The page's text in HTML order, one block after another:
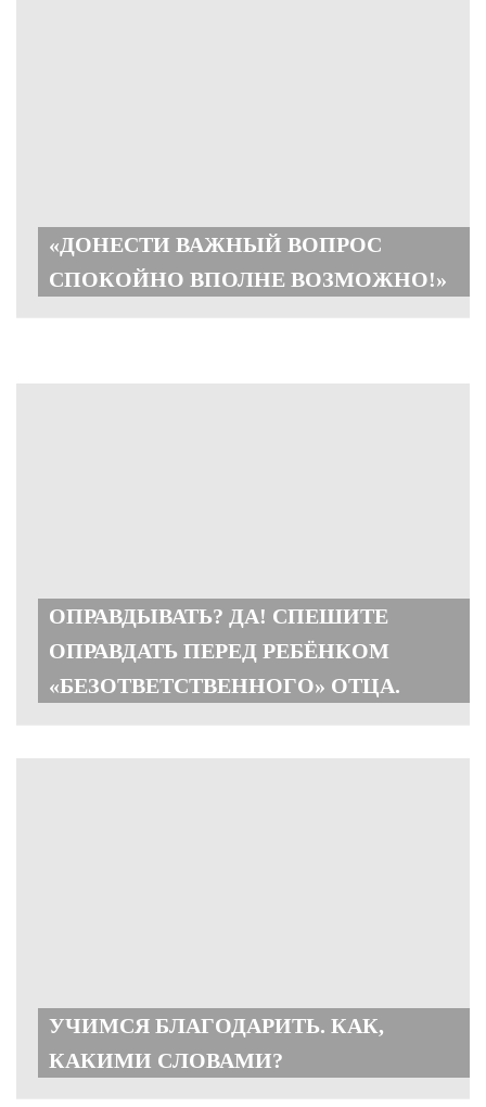
«ДОНЕСТИ ВАЖНЫЙ ВОПРОС
СПОКОЙНО ВПОЛНЕ ВОЗМОЖНО!»
ОПРАВДЫВАТЬ? ДА! СПЕШИТЕ
ОПРАВДАТЬ ПЕРЕД РЕБЁНКОМ
«БЕЗОТВЕТСТВЕННОГО» ОТЦА.
УЧИМСЯ БЛАГОДАРИТЬ. КАК,
КАКИМИ СЛОВАМИ?